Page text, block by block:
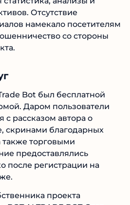
анализы и
Отсутствие
намекало
на некое
собственника
Bot был бесплатной
Даром пользователи
с рассказом автора о
скринами благодарных
также торговыми
предоставлялись
после регистрации на